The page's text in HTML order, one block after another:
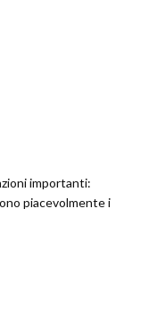
importanti:
piacevolmente i